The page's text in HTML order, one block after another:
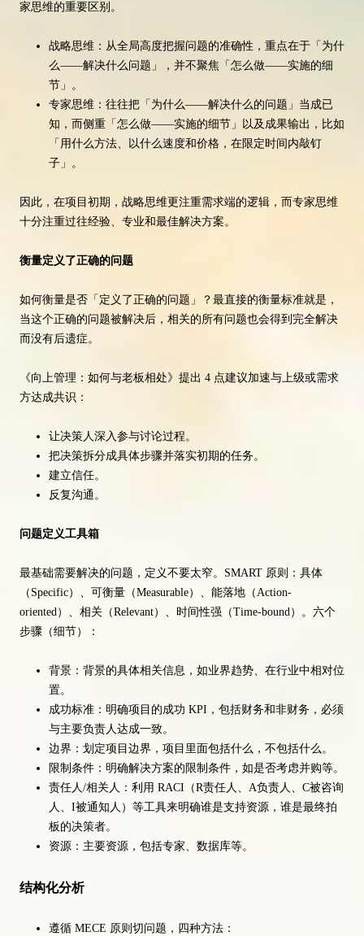
家思维的重要区别。
战略思维：从全局高度把握问题的准确性，重点在于「为什
么——解决什么问题」，并不聚焦「怎么做——实施的细
节」。
专家思维：往往把「为什么——解决什么的问题」当成已
知，而侧重「怎么做——实施的细节」以及成果输出，比如
「用什么方法、以什么速度和价格，在限定时间内敲钉
子」。
因此，在项目初期，战略思维更注重需求端的逻辑，而专家思维
十分注重过往经验、专业和最佳解决方案。
衡量定义了正确的问题
如何衡量是否「定义了正确的问题」？最直接的衡量标准就是，
当这个正确的问题被解决后，相关的所有问题也会得到完全解决
而没有后遗症。
《向上管理：如何与老板相处》提出 4 点建议加速与上级或需求
方达成共识：
让决策人深入参与讨论过程。
把决策拆分成具体步骤并落实初期的任务。
建立信任。
反复沟通。
问题定义工具箱
最基础需要解决的问题，定义不要太窄。SMART 原则：具体
（Specific）、可衡量（Measurable）、能落地（Action-
oriented）、相关（Relevant）、时间性强（Time-bound）。六个
步骤（细节）：
背景：背景的具体相关信息，如业界趋势、在行业中相对位
置。
成功标准：明确项目的成功 KPI，包括财务和非财务，必须
与主要负责人达成一致。
边界：划定项目边界，项目里面包括什么，不包括什么。
限制条件：明确解决方案的限制条件，如是否考虑并购等。
责任人/相关人：利用 RACI（R责任人、A负责人、C被咨询
人、I被通知人）等工具来明确谁是支持资源，谁是最终拍
板的决策者。
资源：主要资源，包括专家、数据库等。
结构化分析
遵循 MECE 原则切问题，四种方法：